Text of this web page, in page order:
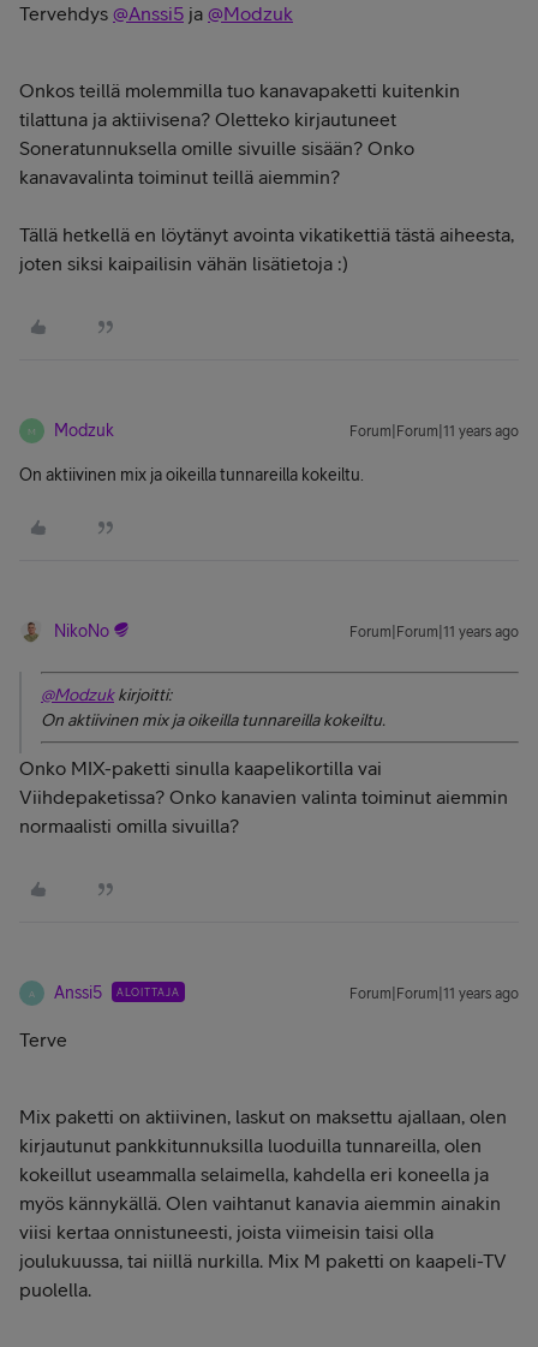
Tervehdys @Anssi5 ja @Modzuk
Onkos teillä molemmilla tuo kanavapaketti kuitenkin
tilattuna ja aktiivisena? Oletteko kirjautuneet
Soneratunnuksella omille sivuille sisään? Onko
kanavavalinta toiminut teillä aiemmin?
Tällä hetkellä en löytänyt avointa vikatikettiä tästä aiheesta,
joten siksi kaipailisin vähän lisätietoja :)
M Modzuk Forum|Forum|11 years ago
On aktiivinen mix ja oikeilla tunnareilla kokeiltu.
NikoNo Forum|Forum|11 years ago
@Modzukkirjoitti:
On aktiivinen mix ja oikeilla tunnareilla kokeiltu.
Onko MIX-paketti sinulla kaapelikortilla vai
Viihdepaketissa? Onko kanavien valinta toiminut aiemmin
normaalisti omilla sivuilla?
A Anssi5 ALOITTAJA Forum|Forum|11 years ago
Terve
Mix paketti on aktiivinen, laskut on maksettu ajallaan, olen
kirjautunut pankkitunnuksilla luoduilla tunnareilla, olen
kokeillut useammalla selaimella, kahdella eri koneella ja
myös kännykällä. Olen vaihtanut kanavia aiemmin ainakin
viisi kertaa onnistuneesti, joista viimeisin taisi olla
joulukuussa, tai niillä nurkilla. Mix M paketti on kaapeli-TV
puolella.